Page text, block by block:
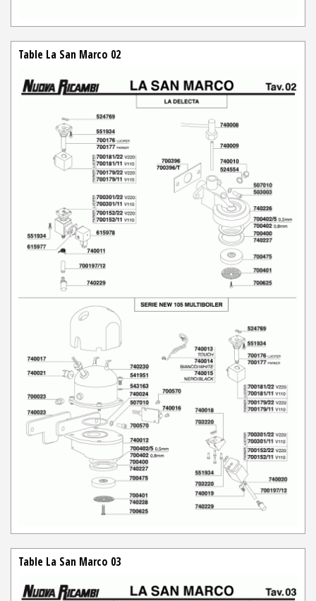
Table La San Marco 02
Table La San Marco 03